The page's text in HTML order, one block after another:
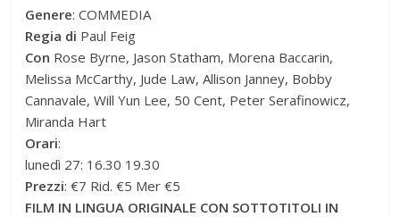
Genere: COMMEDIA
Regia di Paul Feig
Con Rose Byrne, Jason Statham, Morena Baccarin,
Melissa McCarthy, Jude Law, Allison Janney, Bobby
Cannavale, Will Yun Lee, 50 Cent, Peter Serafinowicz,
Miranda Hart
Orari:
lunedì 27: 16.30 19.30
Prezzi: €7 Rid. €5 Mer €5
FILM IN LINGUA ORIGINALE CON SOTTOTITOLI IN